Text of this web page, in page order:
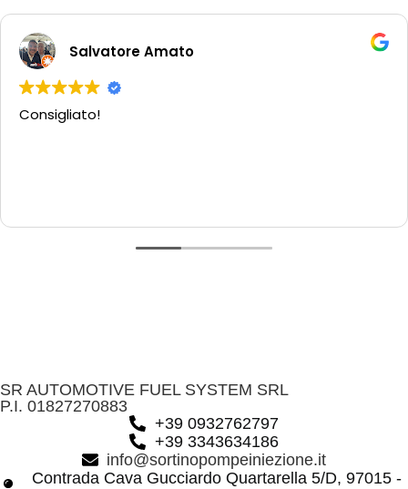
Salvatore Amato
Consigliato!
SR AUTOMOTIVE FUEL SYSTEM SRL
P.I. 01827270883
+39 0932762797
+39 3343634186
info@sortinopompeiniezione.it
Contrada Cava Gucciardo Quartarella 5/D, 97015 -